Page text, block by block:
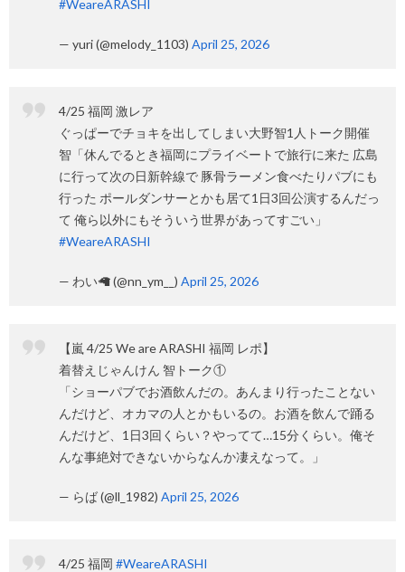
#WeareARASHI
— yuri (@melody_1103) April 25, 2026
4/25 福岡 激レア
ぐっぱーでチョキを出してしまい大野智1人トーク開催
智「休んでるとき福岡にプライベートで旅行に来た 広島
に行って次の日新幹線で 豚骨ラーメン食べたりパブにも
行った ポールダンサーとかも居て1日3回公演するんだっ
て 俺ら以外にもそういう世界があってすごい」
#WeareARASHI
— わい🦙 (@nn_ym__) April 25, 2026
【嵐 4/25 We are ARASHI 福岡 レポ】
着替えじゃんけん 智トーク①
「ショーパブでお酒飲んだの。あんまり行ったことない
んだけど、オカマの人とかもいるの。お酒を飲んで踊る
んだけど、1日3回くらい？やってて…15分くらい。俺そ
んな事絶対できないからなんか凄えなって。」
— らば (@ll_1982) April 25, 2026
4/25 福岡 #WeareARASHI